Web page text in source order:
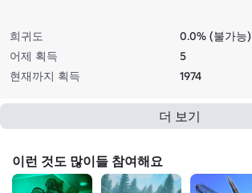
희귀도
0.0% (불가능)
어제 획득
5
현재까지 획득
1974
더 보기
이런 것도 많이들 참여해요